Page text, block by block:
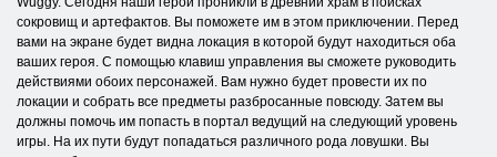
сокровищ и артефактов. Вы поможете им в этом приключении. Перед
вами на экране будет видна локация в которой будут находиться оба
ваших героя. С помощью клавиш управления вы сможете руководить
действиями обоих персонажей. Вам нужно будет провести их по
локации и собрать все предметы разбросанные повсюду. Затем вы
должны помочь им попасть в портал ведущий на следующий уровень
игры. На их пути будут попадаться различного рода ловушки. Вы